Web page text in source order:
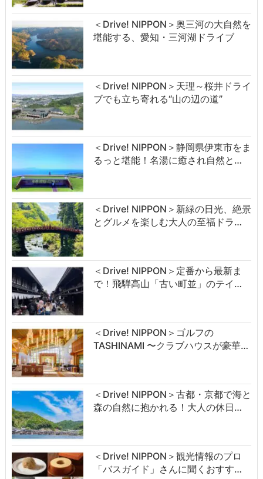
＜Drive! NIPPON＞奥三河の大自然を
堪能する、愛知・三河湖ドライブ
＜Drive! NIPPON＞天理～桜井ドライ
ブでも立ち寄れる“山の辺の道”
＜Drive! NIPPON＞静岡県伊東市をま
るっと堪能！名湯に癒され自然と…
＜Drive! NIPPON＞新緑の日光、絶景
とグルメを楽しむ大人の至福ドラ…
＜Drive! NIPPON＞定番から最新ま
で！飛騨高山「古い町並」のテイ…
＜Drive! NIPPON＞ゴルフの
TASHINAMI 〜クラブハウスが豪華…
＜Drive! NIPPON＞古都・京都で海と
森の自然に抱かれる！大人の休日…
＜Drive! NIPPON＞観光情報のプロ
「バスガイド」さんに聞くおすす…